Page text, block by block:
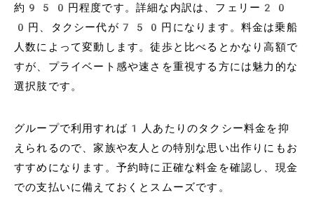
約950円程度です。詳細な内訳は、フェリー20
0円、タクシー代が750円になります。料金は乗船
人数によって変動します。徒歩と比べるとかなり高額で
すが、プライベート感や速さを重視する方には魅力的な
選択肢です。
グループで利用すれば1人あたりのタクシー料金を抑
えられるので、家族や友人との特別な思い出作りにもお
すすめになります。予約時に正確な料金を確認し、現金
での支払いに備えておくとスムーズです。